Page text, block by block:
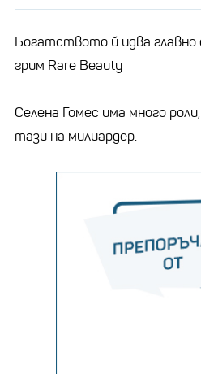
Богатството й идва
грим Rare Beauty
Селена Гомес има много
тази на милиардер.